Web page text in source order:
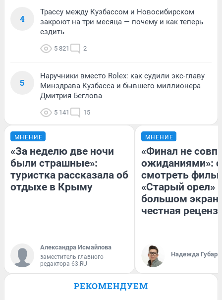
4
Трассу между Кузбассом и Новосибирском
закроют на три месяца — почему и как теперь
ездить
5 821 2
5
Наручники вместо Rolex: как судили экс-главу
Минздрава Кузбасса и бывшего миллионера
Дмитрия Беглова
5 141 15
МНЕНИЕ
«За неделю две ночи
были страшные»:
туристка рассказала об
отдыхе в Крыму
Александра Исмайлова
заместитель главного
редактора 63.RU
МНЕНИЕ
«Финал не
ожиданиями»:
смотреть
«Старый орел»
большом
честная
Надежда Губарь
РЕКОМЕНДУЕМ